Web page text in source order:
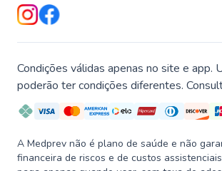
Condições válidas apenas no site e app.
poderão ter condições diferentes.
A Medprev não é plano de saúde e não
financeira de riscos e de custos